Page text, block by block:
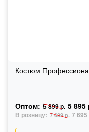
Костюм
Оптом: 5 899 р. 5 895
В розницу: 7 699 р. 7 695